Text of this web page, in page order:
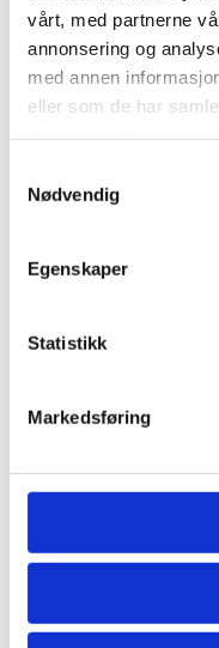
vårt, med partnerne
annonsering og
med annen
eller som de har
Nødvendig
Egenskaper
Statistikk
Markedsføring